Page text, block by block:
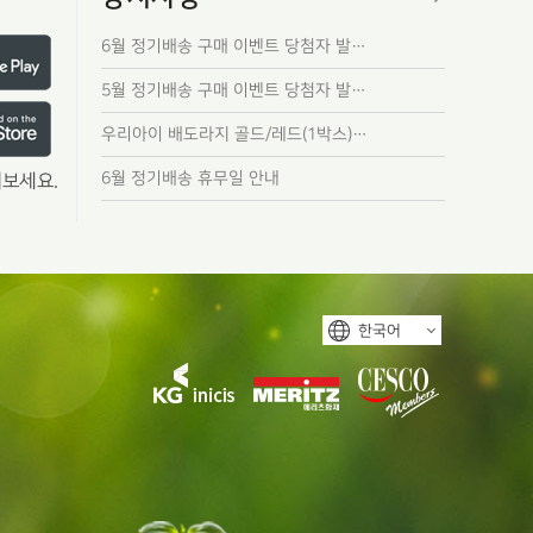
세요.
6월 정기배송 구매 이벤트 당첨자 발…
5월 정기배송 구매 이벤트 당첨자 발…
우리아이 배도라지 골드/레드(1박스)…
6월 정기배송 휴무일 안내
한국어